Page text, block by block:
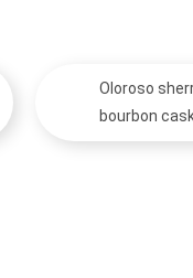
Oloroso
bourbon